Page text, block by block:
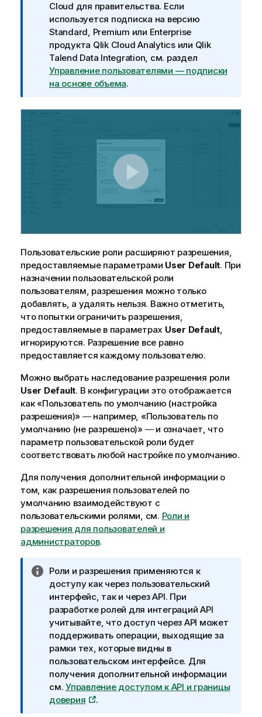
и
м
е
ч
а
н
и
к
и
Cloud для правительства. Если
используется подписка на версию
Standard, Premium или Enterprise
продукта Qlik Cloud Analyticsили Qlik
Talend Data Integration, см. раздел
Управление пользователями — подписки
на основе объема.
Пользовательские роли расширяют разрешения,
предоставляемые параметрами User Default. При
назначении пользовательской роли
пользователям, разрешения можно только
добавлять, а удалять нельзя. Важно отметить,
что попытки ограничить разрешения,
предоставляемые в параметрах User Default,
игнорируются. Разрешение все равно
предоставляется каждому пользователю.
Можно выбрать наследование разрешения роли
User Default. В конфигурации это отображается
как «Пользователь по умолчанию (настройка
разрешения)» ― например, «Пользователь по
умолчанию (не разрешено)» ― и означает, что
параметр пользовательской роли будет
соответствовать любой настройке по умолчанию.
Для получения дополнительной информации о
том, как разрешения пользователей по
умолчанию взаимодействуют с
пользовательскими ролями, см. Роли и
разрешения для пользователей и
администраторов.
П
р
и
м
е
ч
а
н
и
е
к
Роли и разрешения применяются к
доступу как через пользовательский
интерфейс, так и через API. При
разработке ролей для интеграций API
учитывайте, что доступ через API может
поддерживать операции, выходящие за
рамки тех, которые видны в
пользовательском интерфейсе. Для
получения дополнительной информации
см. Управление доступом к API и границы
доверия
.